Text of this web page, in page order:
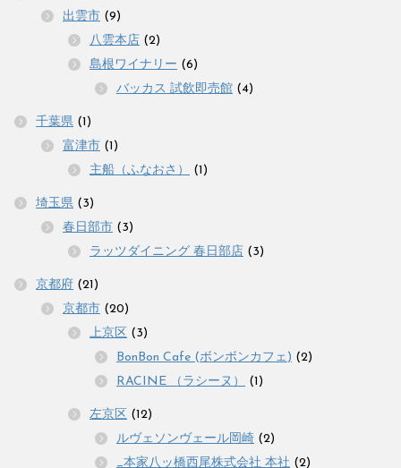
出雲市 (9)
八雲本店 (2)
島根ワイナリー (6)
バッカス 試飲即売館 (4)
千葉県 (1)
富津市 (1)
主船（ふなおさ）
(1)
埼玉県 (3)
春日部市 (3)
ラッツダイニング 春日部店 (3)
京都府 (21)
京都市 (20)
上京区 (3)
BonBon Cafe (ボンボンカフェ) (2)
RACINE （ラシーヌ）
(1)
左京区 (12)
ルヴェソンヴェール岡崎 (2)
_本家八ッ橋西尾株式会社 本社 (2)